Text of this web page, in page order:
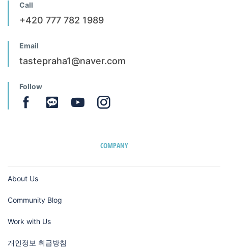
Call
+420 777 782 1989
Email
tastepraha1@naver.com
Follow
COMPANY
About Us
Community Blog
Work with Us
개인정보 취급방침